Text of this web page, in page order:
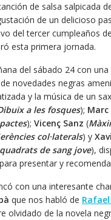
de salsa salpicada
de un delicioso
del tercer cumpleaños de
esta primera jornada.
del sábado 24 con una
novedades negras
y la música de un
a les fosques); Marc
); Vicenç Sanz (
col·laterals) y
de sang jove),
presentar y
con una interesante
que nos habló de
olvidado de la novela